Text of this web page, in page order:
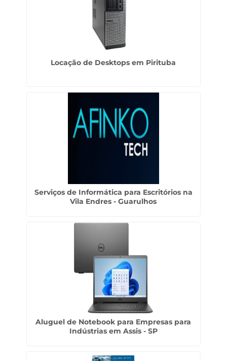
Locação de Desktops em Pirituba
Serviços de Informática para Escritórios na
Vila Endres - Guarulhos
Aluguel de Notebook para Empresas para
Indústrias em Assis - SP